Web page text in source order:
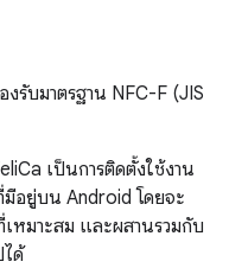
งรับมาตรฐาน NFC-F (JIS
เป็นการติดตั้งใช้งาน
อยู่บน Android โดยจะ
หมาะสม และผสานรวมกับ
ด้